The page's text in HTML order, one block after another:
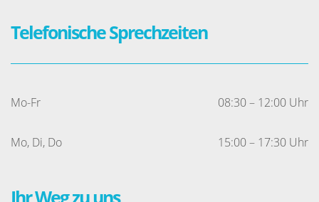
Telefonische Sprechzeiten
Mo-Fr 08:30 – 12:00 Uhr
Mo, Di, Do 15:00 – 17:30 Uhr
Ihr Weg zu uns